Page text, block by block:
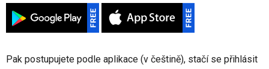
Pak postupujete podle aplikace (v češtině), stačí se přihlásit